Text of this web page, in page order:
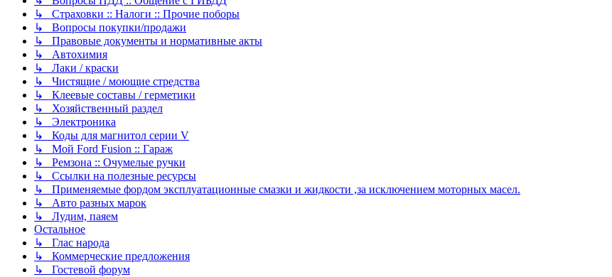
↳ Страховки :: Налоги :: Прочие поборы
↳ Вопросы покупки/продажи
↳ Правовые документы и нормативные акты
↳ Автохимия
↳ Лаки / краски
↳ Чистящие / моющие стредства
↳ Клеевые составы / герметики
↳ Хозяйственный раздел
↳ Электроника
↳ Коды для магнитол серии V
↳ Мой Ford Fusion :: Гараж
↳ Ремзона :: Очумелые ручки
↳ Ссылки на полезные ресурсы
↳ Применяемые фордом эксплуатационные смазки и жидкости ,за исключением моторных масел.
↳ Авто разных марок
↳ Лудим, паяем
Остальное
↳ Глас народа
↳ Коммерческие предложения
↳ Гостевой форум